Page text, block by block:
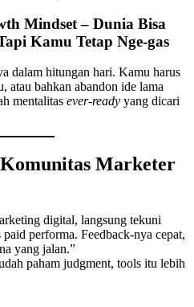
Mindset – Dunia Bisa
Kamu Tetap Nge-gas
dalam hitungan hari. Kamu harus
atau bahkan abandon ide lama
mentalitas ever-ready yang dicari
Marketer
digital, langsung tekuni
performa. Feedback-nya cepat,
yang jalan.”
paham judgment, tools itu lebih